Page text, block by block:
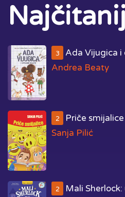
3
Ada Vijugica i
Andrea Beaty
2
Priče smijalice
Sanja Pilić
2
Mali